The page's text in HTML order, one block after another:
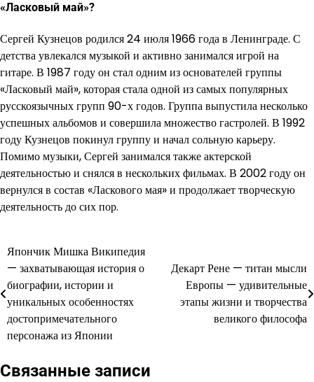
«Ласковый май»?
Сергей Кузнецов родился 24 июля 1966 года в Ленинграде. С
детства увлекался музыкой и активно занимался игрой на
гитаре. В 1987 году он стал одним из основателей группы
«Ласковый май», которая стала одной из самых популярных
русскоязычных групп 90-х годов. Группа выпустила несколько
успешных альбомов и совершила множество гастролей. В 1992
году Кузнецов покинул группу и начал сольную карьеру.
Помимо музыки, Сергей занимался также актерской
деятельностью и снялся в нескольких фильмах. В 2002 году он
вернулся в состав «Ласкового мая» и продолжает творческую
деятельность до сих пор.
Навигация
по
записям
Япончик Мишка Википедия
— захватывающая история о
биографии, истории и
уникальных особенностях
достопримечательного
персонажа из Японии
Декарт Рене — титан мысли
Европы — удивительные
этапы жизни и творчества
великого философа
Связанные записи